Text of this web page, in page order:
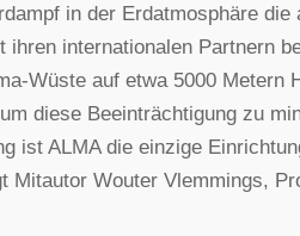
in der Erdatmosphäre
ihren internationalen Partnern
Wüste auf etwa 5000 Metern
diese Beeinträchtigung zu
ist ALMA die einzige
Mitautor Wouter Vlemmings,